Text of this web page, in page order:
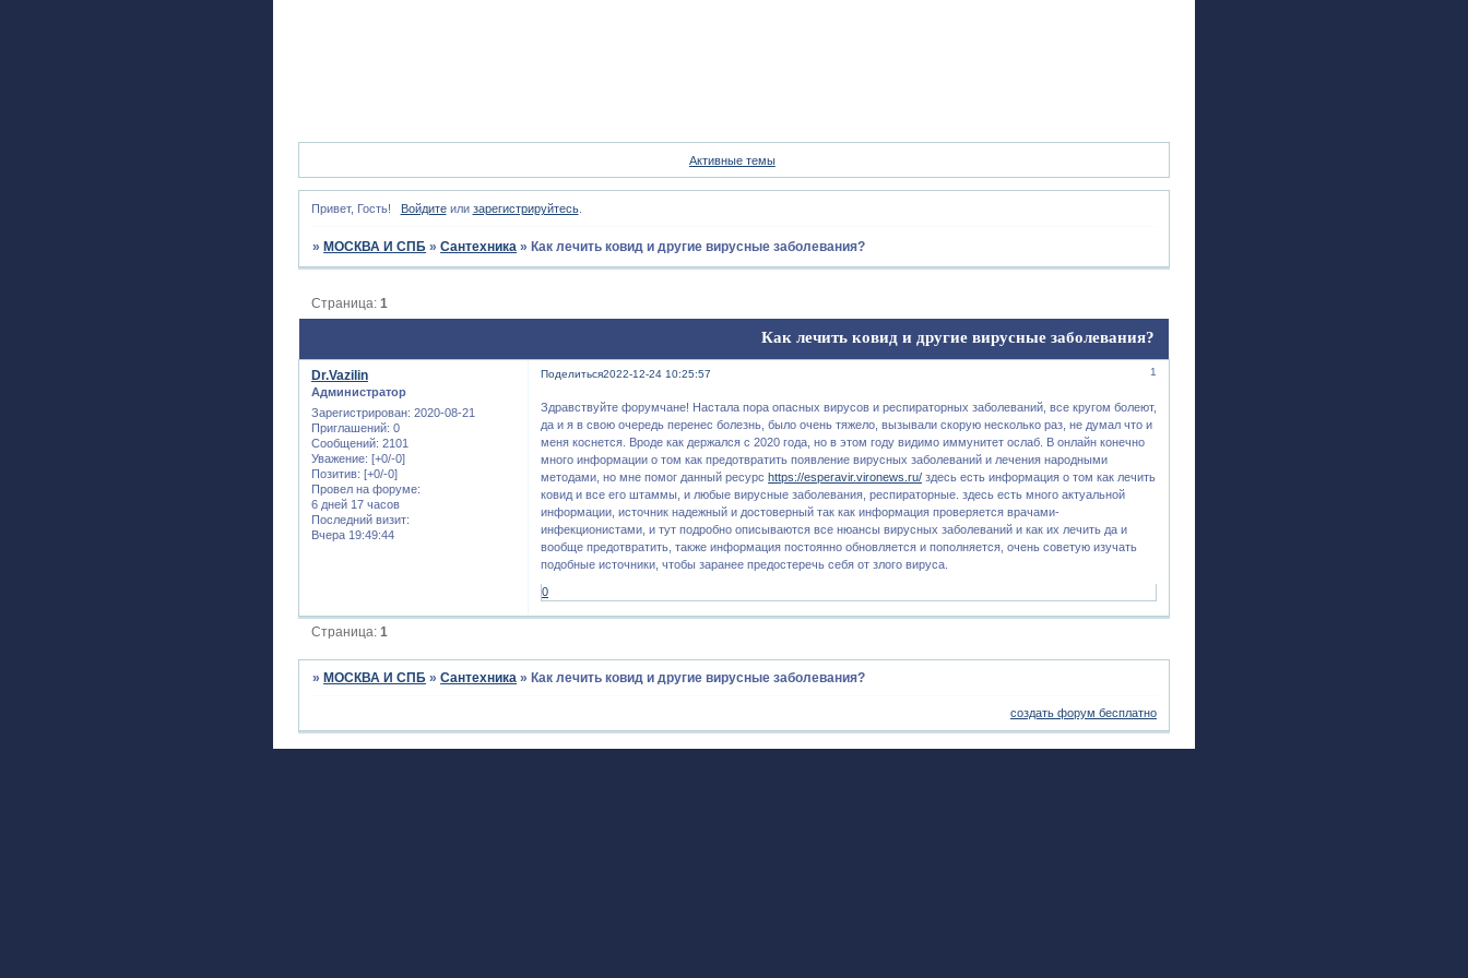
Активные темы
Привет, Гость! Войдитеили зарегистрируйтесь.
» МОСКВА И СПБ »Сантехника » Как лечить ковид и другие вирусные заболевания?
Как лечить ковид и другие вирусные заболевания?
Страница:1
Поделиться 1
2022-12-24 10:25:57
Dr.Vazilin
Администратор
Зарегистрирован: 2020-08-21
Приглашений: 0
Сообщений: 2101
Уважение: [+0/-0]
Позитив: [+0/-0]
Провел на форуме:
6 дней 17 часов
Последний визит:
Вчера 19:49:44
Здравствуйте форумчане! Настала пора опасных вирусов и респираторных заболеваний, все кругом болеют,
да и я в свою очередь перенес болезнь, было очень тяжело, вызывали скорую несколько раз, не думал что и
меня коснется. Вроде как держался с 2020 года, но в этом году видимо иммунитет ослаб. В онлайн конечно
много информации о том как предотвратить появление вирусных заболеваний и лечения народными
методами, но мне помог данный ресурсhttps://esperavir.vironews.ru/ здесь есть информация о том как лечить
ковид и все его штаммы, и любые вирусные заболевания, респираторные. здесь есть много актуальной
информации, источник надежный и достоверный так как информация проверяется врачами-
инфекционистами, и тут подробно описываются все нюансы вирусных заболеваний и как их лечить да и
вообще предотвратить, также информация постоянно обновляется и пополняется, очень советую изучать
подобные источники, чтобы заранее предостеречь себя от злого вируса.
0
Страница:1
» МОСКВА И СПБ »Сантехника » Как лечить ковид и другие вирусные заболевания?
создать форум бесплатно